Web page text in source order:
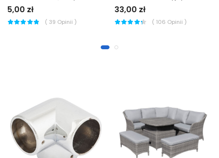
5,00 zł
( 39 Opinii )
33,00 zł
( 106 Opinii )